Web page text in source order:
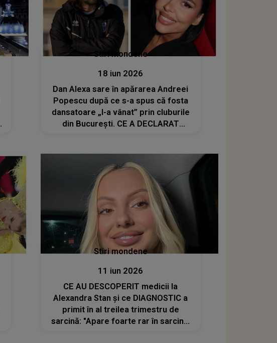
Stiri mondene
18 iun 2026
Dan Alexa sare în apărarea Andreei
Popescu după ce s-a spus că fosta
dansatoare „l-a vânat” prin cluburile
din București. CE A DECLARAT
Stiri mondene
11 iun 2026
CE AU DESCOPERIT medicii la
Alexandra Stan și ce DIAGNOSTIC a
primit în al treilea trimestru de
sarcină: "Apare foarte rar în sarcină.